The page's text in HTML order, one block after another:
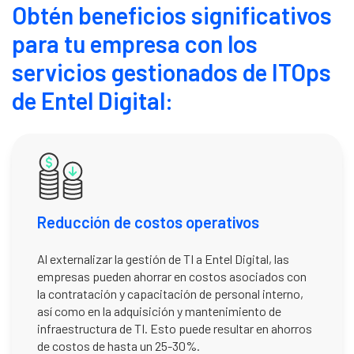
Obtén beneficios significativos
para tu empresa con los
servicios gestionados de ITOps
de Entel Digital:
Reducción de costos operativos
Al externalizar la gestión de TI a Entel Digital, las
empresas pueden ahorrar en costos asociados con
la contratación y capacitación de personal interno,
así como en la adquisición y mantenimiento de
infraestructura de TI. Esto puede resultar en ahorros
de costos de hasta un 25-30%.